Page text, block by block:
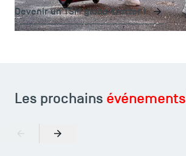
Devenir un TSM globe-trotter !
Les prochains événements
PrécédentSuivant